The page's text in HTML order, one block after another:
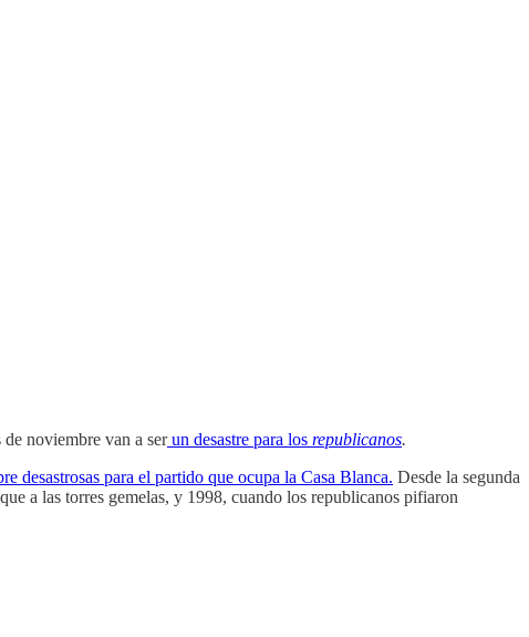
noviembre van a serun desastre para los republicanos.
desastrosas para el partido que ocupa la Casa Blanca. Desde la segunda
a las torres gemelas, y 1998, cuando los republicanos pifiaron